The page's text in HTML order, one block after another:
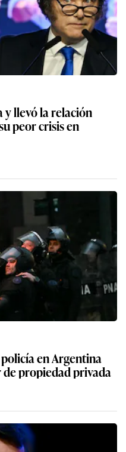
y llevó la relación
peor crisis en
en Argentina
propiedad privada